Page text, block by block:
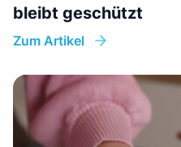
bleibt geschützt
Zum Artikel